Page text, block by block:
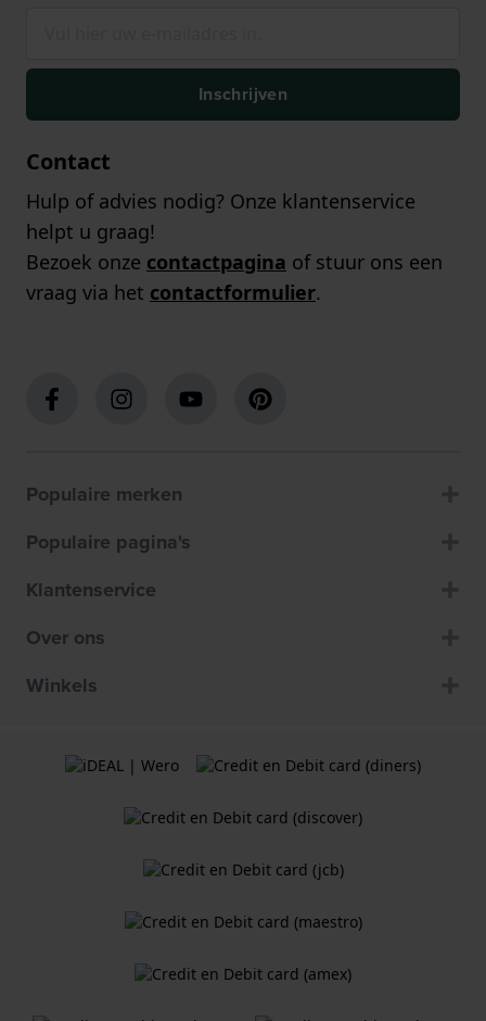
Inschrijven
Contact
Hulp of advies nodig? Onze klantenservice
helpt u graag!
Bezoek onze contactpagina of stuur ons een
vraag via het contactformulier.
Populaire merken
Populaire pagina's
Klantenservice
Over ons
Winkels